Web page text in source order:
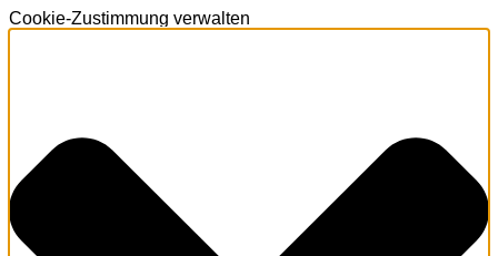
Cookie-Zustimmung verwalten